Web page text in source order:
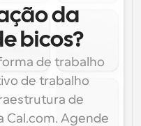
da
bicos?
de trabalho
de trabalho
de
Cal.com. Agende